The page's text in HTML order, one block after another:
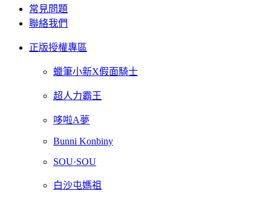
常見問題
聯絡我們
正版授權專區
蠟筆小新X假面騎士
超人力霸王
哆啦A夢
Bunni Konbiny
SOU·SOU
白沙屯媽祖